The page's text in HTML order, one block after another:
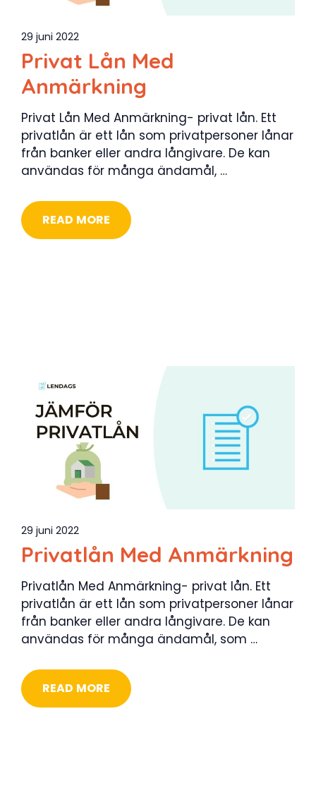
29 juni 2022
Privat Lån Med
Anmärkning
Privat Lån Med Anmärkning- privat lån. Ett
privatlån är ett lån som privatpersoner lånar
från banker eller andra långivare. De kan
användas för många ändamål, …
READ MORE
29 juni 2022
Privatlån Med Anmärkning
Privatlån Med Anmärkning- privat lån. Ett
privatlån är ett lån som privatpersoner lånar
från banker eller andra långivare. De kan
användas för många ändamål, som …
READ MORE